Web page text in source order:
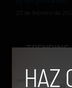
23 de febrero de